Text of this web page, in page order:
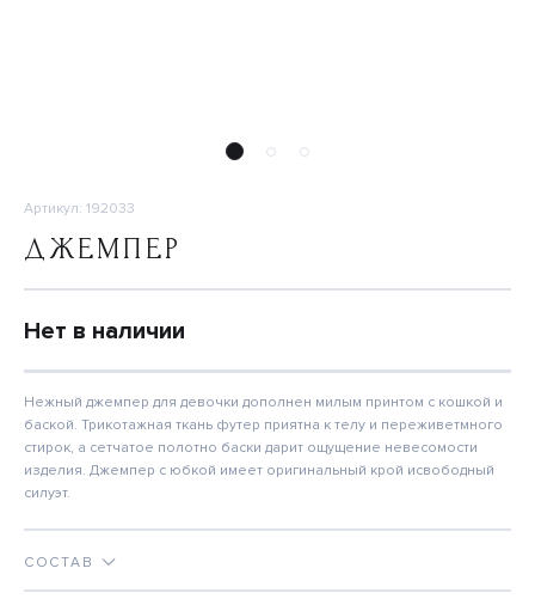
Артикул: 192033
ДЖЕМПЕР
Нет в наличии
Нежный джемпер для девочки дополнен милым принтом с кошкой и
баской. Трикотажная ткань футер приятна к телу и переживетмного
стирок, а сетчатое полотно баски дарит ощущение невесомости
изделия. Джемпер с юбкой имеет оригинальный крой исвободный
силуэт.
СОСТАВ